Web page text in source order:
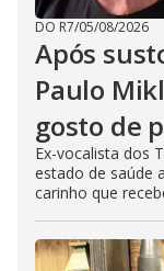
DO R7/05/08/2026
Após
Paulo
gosto de
Ex-vocalista dos
estado de saúde
carinho que